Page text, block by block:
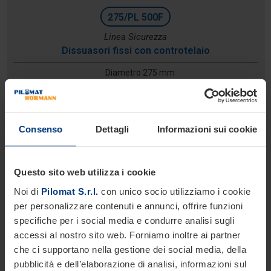
Consenso Dettagli Informazioni sui cookie
Questo sito web utilizza i cookie
Noi di Pilomat S.r.l. con unico socio utilizziamo i cookie
per personalizzare contenuti e annunci, offrire funzioni
specifiche per i social media e condurre analisi sugli
accessi al nostro sito web. Forniamo inoltre ai partner
che ci supportano nella gestione dei social media, della
pubblicità e dell’elaborazione di analisi, informazioni sul
275/PL 500F
Linea Sicurezza
Dissuasori fissi con controtelaio
Diametro 275 mm
Profondità di scavo: 300 mm